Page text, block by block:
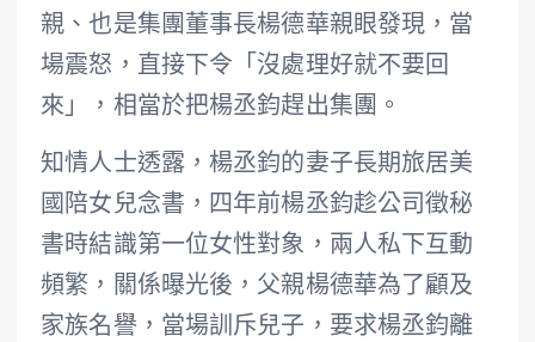
親、也是集團董事長楊德華親眼發現，當
場震怒，直接下令「沒處理好就不要回
來」，相當於把楊丞鈞趕出集團。
知情人士透露，楊丞鈞的妻子長期旅居美
國陪女兒念書，四年前楊丞鈞趁公司徵秘
書時結識第一位女性對象，兩人私下互動
頻繁，關係曝光後，父親楊德華為了顧及
家族名譽，當場訓斥兒子，要求楊丞鈞離